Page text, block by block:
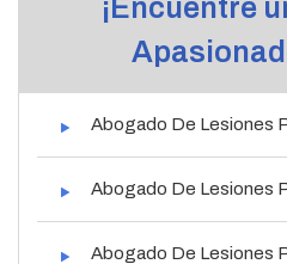
¡Encuentre
Abogado De Lesiones
Abogado De Lesiones
Abogado De Lesiones